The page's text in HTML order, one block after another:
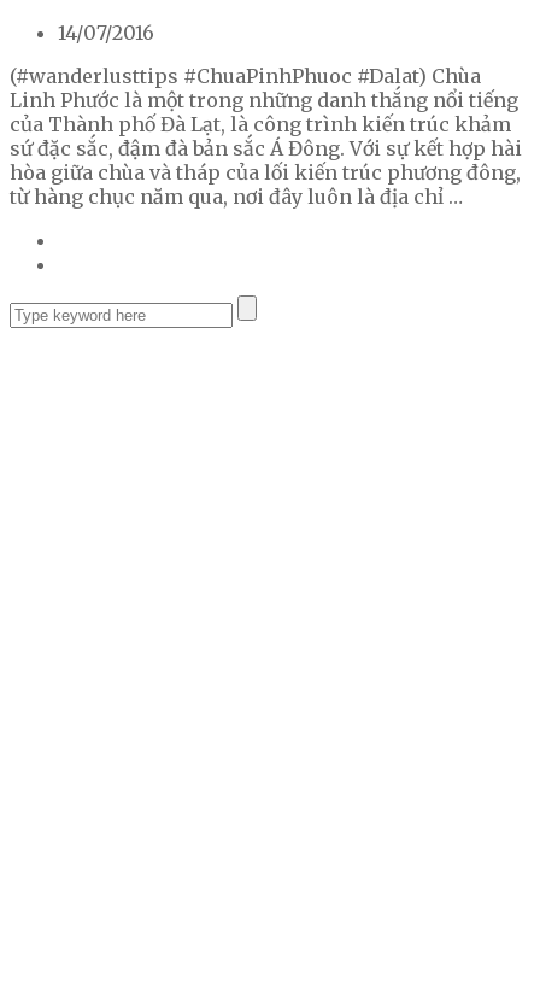
14/07/2016
(#wanderlusttips #ChuaPinhPhuoc #Dalat) Chùa
Linh Phước là một trong những danh thắng nổi tiếng
của Thành phố Đà Lạt, là công trình kiến trúc khảm
sứ đặc sắc, đậm đà bản sắc Á Đông. Với sự kết hợp hài
hòa giữa chùa và tháp của lối kiến trúc phương đông,
từ hàng chục năm qua, nơi đây luôn là địa chỉ …